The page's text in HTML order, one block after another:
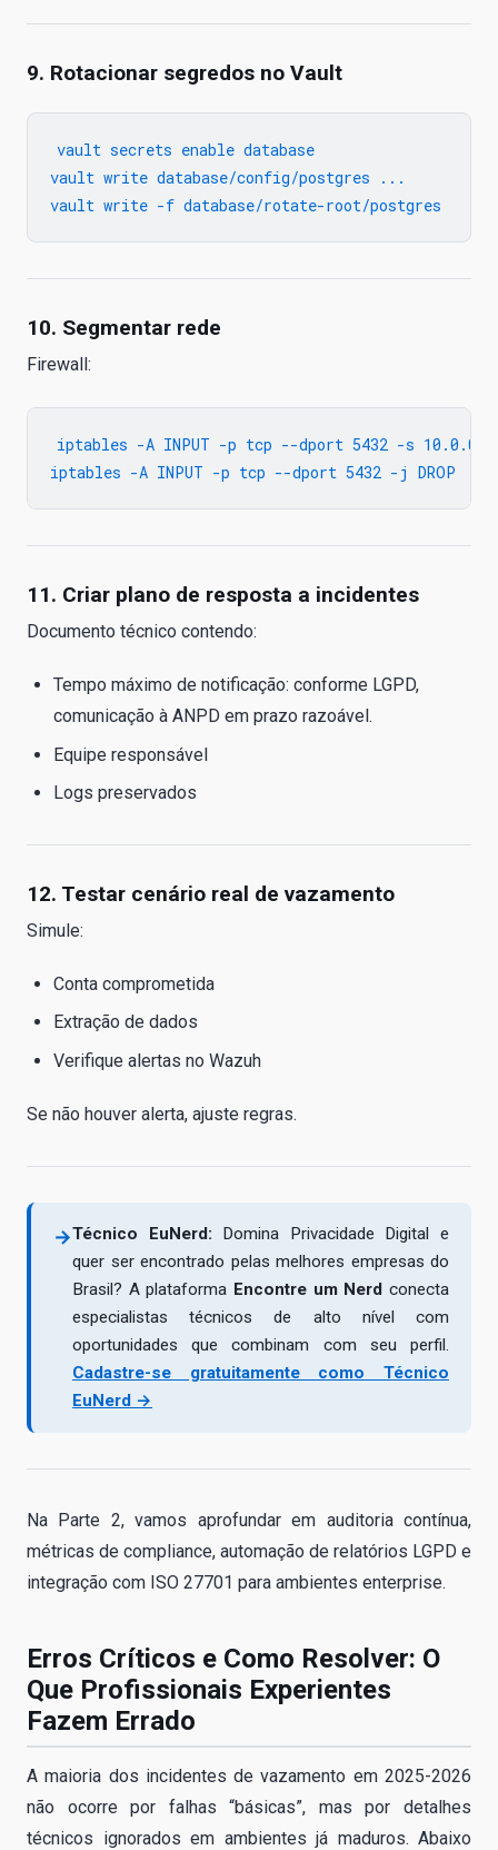
9. Rotacionar segredos no Vault
vault secrets enable database
vault write database/config/postgres ...
10. Segmentar rede
Firewall:
iptables -A INPUT -p tcp --dport 5432 -s 10.0.0.0/
11. Criar plano de resposta a incidentes
Documento técnico contendo:
Tempo máximo de notificação: conforme LGPD,
comunicação à ANPD em prazo razoável.
Equipe responsável
Logs preservados
12. Testar cenário real de vazamento
Simule:
Conta comprometida
Extração de dados
Verifique alertas no Wazuh
Se não houver alerta, ajuste regras.
→Técnico EuNerd: Domina Privacidade Digital e
quer ser encontrado pelas melhores empresas do
Brasil? A plataforma Encontre um Nerd conecta
especialistas técnicos de alto nível com
oportunidades que combinam com seu perfil.
Cadastre-se gratuitamente como Técnico
EuNerd →
Na Parte 2, vamos aprofundar em auditoria contínua,
métricas de compliance, automação de relatórios LGPD e
integração com ISO 27701 para ambientes enterprise.
Erros Críticos e Como Resolver: O
Que Profissionais Experientes
Fazem Errado
A maioria dos incidentes de vazamento em 2025-2026
não ocorre por falhas “básicas”, mas por detalhes
técnicos ignorados em ambientes já maduros. Abaixo